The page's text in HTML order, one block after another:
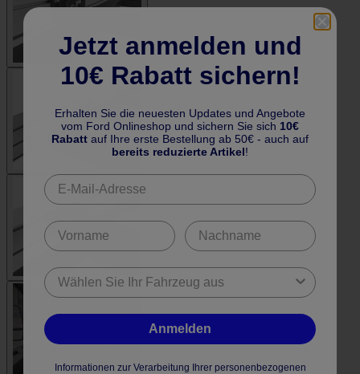
Jetzt anmelden und
10€ Rabatt sichern!
Erhalten Sie die neuesten Updates und Angebote
vom Ford Onlineshop und sichern Sie sich 10€
Rabatt auf Ihre erste Bestellung ab 50€ - auch auf
bereits reduzierte Artikel!
Anmelden
Informationen zur Verarbeitung Ihrer personenbezogenen